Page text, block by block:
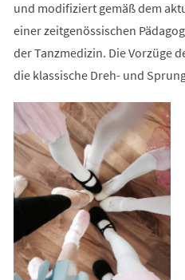
und modifiziert gemäß dem
einer zeitgenössischen
der Tanzmedizin. Die Vorzüge
die klassische Dreh- und